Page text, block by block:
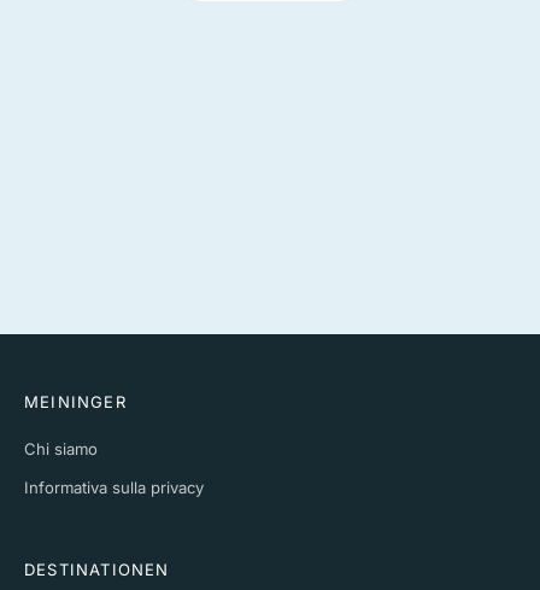
MEININGER
Chi siamo
Informativa sulla privacy
DESTINATIONEN